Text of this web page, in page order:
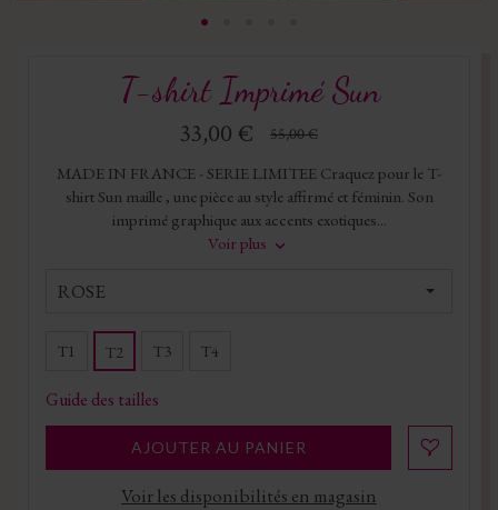
T-shirt Imprimé Sun
33,00 € 55,00 €
MADE IN FRANCE - SERIE LIMITEE Craquez pour le T-
shirt Sun maille , une pièce au style affirmé et féminin. Son
imprimé graphique aux accents exotiques...
Voir plus
ROSE
T1 T2 T3 T4
Guide des tailles
AJOUTER AU PANIER
Voir les disponibilités en magasin